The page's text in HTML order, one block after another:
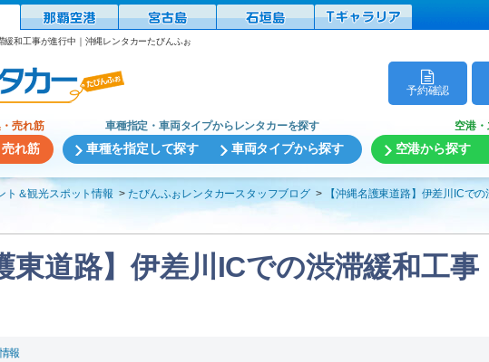
緩和工事が進行中｜沖縄レンタカーたびんふぉ
予約確認
売れ筋
れ筋
車種指定・車両タイプからレンタカーを探す
車種を指定して探す 車両タイプから探す
空港
空港から探す
ト＆観光スポット情報 たびんふぉレンタカースタッフブログ 【沖縄名護東道路】伊差川ICで
東道路】伊差川ICでの渋滞緩和工事
報